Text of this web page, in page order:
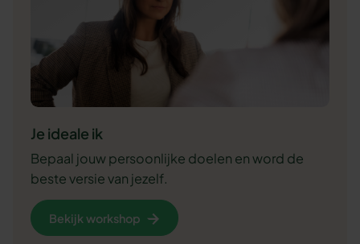
Je ideale ik
Bepaal jouw persoonlijke doelen en word de
beste versie van jezelf.
Bekijk workshop